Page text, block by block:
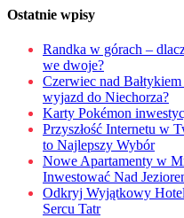
Ostatnie wpisy
Randka w górach –
we dwoje?
Czerwiec nad
wyjazd do Niechorza?
Karty Pokémon
Przyszłość Internetu w
to Najlepszy Wybór
Nowe Apartamenty w
Inwestować Nad
Odkryj Wyjątkowy
Sercu Tatr